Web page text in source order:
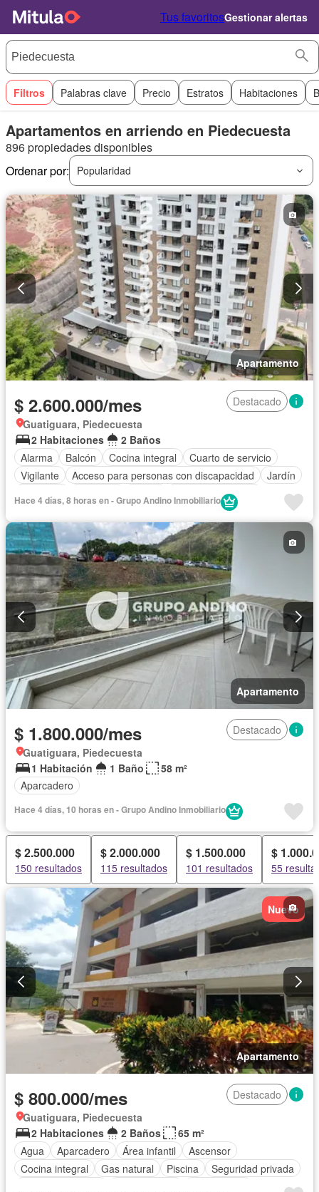
Tus favoritosGestionar alertas
Filtros Palabras clave Precio Estratos Habitaciones
Apartamentos en arriendo en Piedecuesta
896 propiedades disponibles
Ordenar por:
Popularidad
Apartamento
$ 2.600.000/mes
Destacado
Guatiguara, Piedecuesta
2 Habitaciones
2 Baños
Alarma
Balcón Cocina integral
Cuarto de servicio
Vigilante
Acceso para personas con discapacidad
Jardín
Seguridad privada
Permite mascotas
Hace 4 días, 8 horas en - Grupo Andino Inmobiliario
Apartamento
$ 1.800.000/mes
Destacado
Guatiguara, Piedecuesta
1 Habitación
1 Baño
58 m²
Aparcadero
Hace 4 días, 10 horas en - Grupo Andino Inmobiliario
$ 2.500.000
150 resultados
$ 2.000.000
115 resultados
$ 1.500.000
101 resultados
$
55
Nuevo
Apartamento
$ 800.000/mes
Destacado
Guatiguara, Piedecuesta
2 Habitaciones
2 Baños
65 m²
Agua
Aparcadero Área infantil
Ascensor
Cocina integral
Gas natural Piscina
Seguridad privada